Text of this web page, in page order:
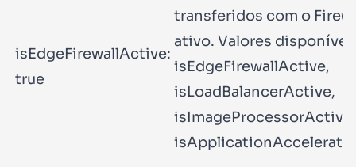
isEdgeFirewallActive:
true
transferidos com o
ativo. Valores
isEdgeFirewallActive,
isLoadBalancerActive,
isImageProcessorActive